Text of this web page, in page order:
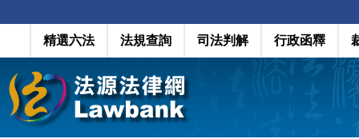
精選六法 法規查詢 司法判解 行政函釋